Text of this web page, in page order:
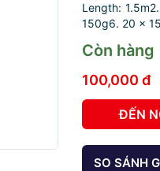
Length:
150g6. 20 x
Còn hàng
100,000 đ
ĐẾN
SO SÁNH